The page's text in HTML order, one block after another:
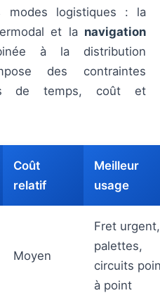
modes logistiques : la
et la navigation
à la distribution
des contraintes
de temps, coût et
Coût
relatif
Meilleur
usage
Moyen
Fret urgent,
palettes,
circuits
à point